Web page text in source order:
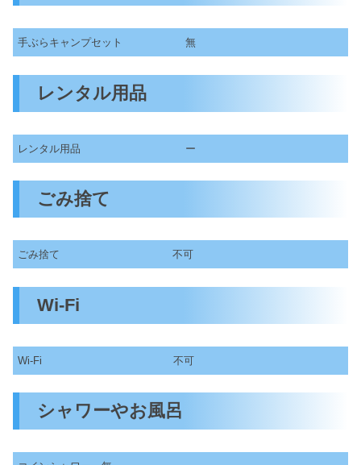
手ぶらキャンプセット 無
レンタル用品
レンタル用品 ー
ごみ捨て
ごみ捨て 不可
Wi-Fi
Wi-Fi 不可
シャワーやお風呂